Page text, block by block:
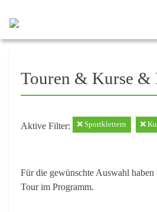
Touren & Kurse &
Aktive Filter: Sportklettern
Für die gewünschte Auswahl
Tour im Programm.